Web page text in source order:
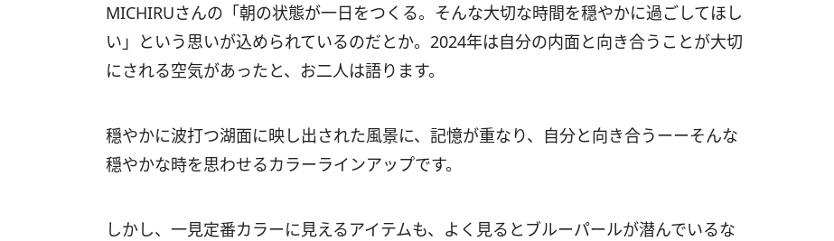
MICHIRUさんの「朝の状態が一日をつくる。そんな大切な時間を穏やかに過ごしてほし
い」という思いが込められているのだとか。2024年は自分の内面と向き合うことが大切
にされる空気があったと、お二人は語ります。
穏やかに波打つ湖面に映し出された風景に、記憶が重なり、自分と向き合うーーそんな
穏やかな時を思わせるカラーラインアップです。
しかし、一見定番カラーに見えるアイテムも、よく見るとブルーパールが潜んでいるな